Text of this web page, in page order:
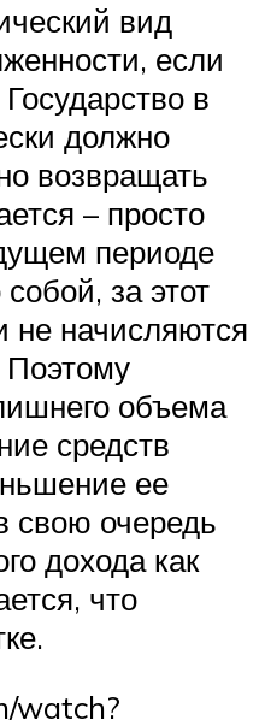
вид
если
в
должно
возвращать
– просто
периоде
за этот
не начисляются
Поэтому
объема
средств
ее
свою очередь
дохода как
что
watch?